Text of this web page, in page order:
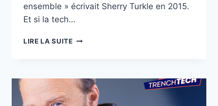
ensemble » écrivait Sherry Turkle en 2015.
Et si la tech…
LIRE LA SUITE PLUS
MOINS
ON
SAIT